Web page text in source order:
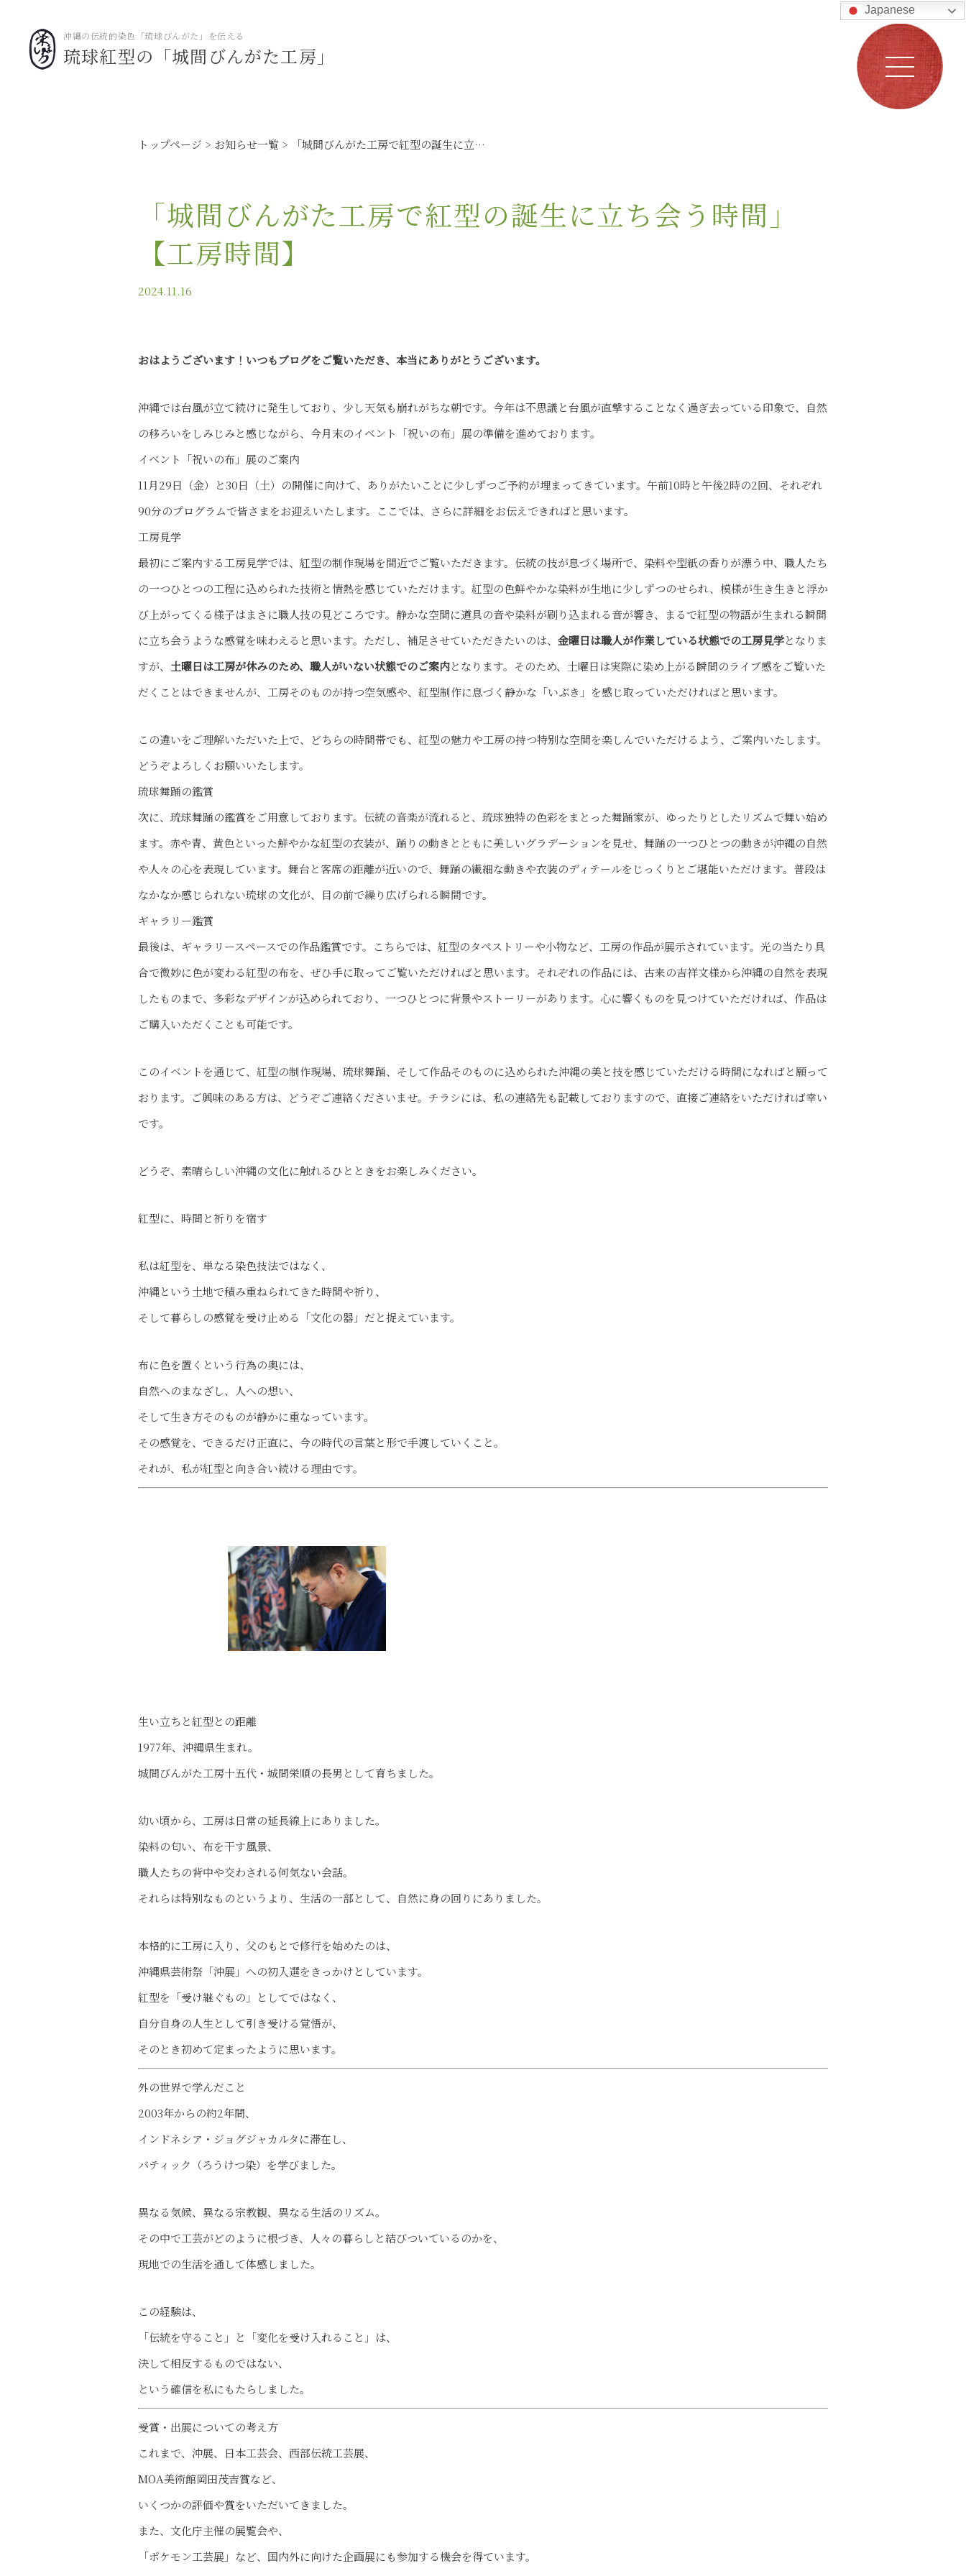
沖縄の伝統的染色「琉球びんがた」を伝える
琉球紅型の「城間びんがた工房」
Japanese
トップページ お知らせ一覧 「城間びんがた工房で紅型の誕生に立ち会う時間」【工房時間】
「城間びんがた工房で紅型の誕生に立ち会う時間」
【工房時間】
2024.11.16
おはようございます！いつもブログをご覧いただき、本当にありがとうございます。
沖縄では台風が立て続けに発生しており、少し天気も崩れがちな朝です。今年は不思議と台風が直撃することなく過ぎ去っている印象で、自然
の移ろいをしみじみと感じながら、今月末のイベント「祝いの布」展の準備を進めております。
イベント「祝いの布」展のご案内
11月29日（金）と30日（土）の開催に向けて、ありがたいことに少しずつご予約が埋まってきています。午前10時と午後2時の2回、それぞれ
90分のプログラムで皆さまをお迎えいたします。ここでは、さらに詳細をお伝えできればと思います。
工房見学
最初にご案内する工房見学では、紅型の制作現場を間近でご覧いただきます。伝統の技が息づく場所で、染料や型紙の香りが漂う中、職人たち
の一つひとつの工程に込められた技術と情熱を感じていただけます。紅型の色鮮やかな染料が生地に少しずつのせられ、模様が生き生きと浮か
び上がってくる様子はまさに職人技の見どころです。静かな空間に道具の音や染料が刷り込まれる音が響き、まるで紅型の物語が生まれる瞬間
に立ち会うような感覚を味わえると思います。ただし、補足させていただきたいのは、 金曜日は職人が作業している状態での工房見学となりま
すが、 土曜日は工房が休みのため、職人がいない状態でのご案内となります。そのため、土曜日は実際に染め上がる瞬間のライブ感をご覧いた
だくことはできませんが、工房そのものが持つ空気感や、紅型制作に息づく静かな「いぶき」を感じ取っていただければと思います。
この違いをご理解いただいた上で、どちらの時間帯でも、 紅型の魅力や工房の持つ特別な空間を楽しんでいただけるよう、ご案内いたします。
どうぞよろしくお願いいたします。
琉球舞踊の鑑賞
次に、琉球舞踊の鑑賞をご用意しております。伝統の音楽が流れると、琉球独特の色彩をまとった舞踊家が、ゆったりとしたリズムで舞い始め
ます。赤や青、黄色といった鮮やかな紅型の衣装が、踊りの動きとともに美しいグラデーションを見せ、舞踊の一つひとつの動きが沖縄の自然
や人々の心を表現しています。舞台と客席の距離が近いので、舞踊の繊細な動きや衣装のディテールをじっくりとご堪能いただけます。普段は
なかなか感じられない琉球の文化が、目の前で繰り広げられる瞬間です。
ギャラリー鑑賞
最後は、ギャラリースペースでの作品鑑賞です。こちらでは、紅型のタペストリーや小物など、工房の作品が展示されています。光の当たり具
合で微妙に色が変わる紅型の布を、ぜひ手に取ってご覧いただければと思います。それぞれの作品には、古来の吉祥文様から沖縄の自然を表現
したものまで、多彩なデザインが込められており、一つひとつに背景やストーリーがあります。心に響くものを見つけていただければ、作品は
ご購入いただくことも可能です。
このイベントを通じて、紅型の制作現場、琉球舞踊、そして作品そのものに込められた沖縄の美と技を感じていただける時間になればと願って
おります。ご興味のある方は、どうぞご連絡くださいませ。チラシには、私の連絡先も記載しておりますので、直接ご連絡をいただければ幸い
です。
どうぞ、素晴らしい沖縄の文化に触れるひとときをお楽しみください。
紅型に、時間と祈りを宿す
私は紅型を、単なる染色技法ではなく、
沖縄という土地で積み重ねられてきた時間や祈り、
そして暮らしの感覚を受け止める「文化の器」だと捉えています。
布に色を置くという行為の奥には、
自然へのまなざし、人への想い、
そして生き方そのものが静かに重なっています。
その感覚を、できるだけ正直に、今の時代の言葉と形で手渡していくこと。
それが、私が紅型と向き合い続ける理由です。
生い立ちと紅型との距離
1977年、沖縄県生まれ。
城間びんがた工房十五代・城間栄順の長男として育ちました。
幼い頃から、工房は日常の延長線上にありました。
染料の匂い、布を干す風景、
職人たちの背中や交わされる何気ない会話。
それらは特別なものというより、生活の一部として、自然に身の回りにありました。
本格的に工房に入り、父のもとで修行を始めたのは、
沖縄県芸術祭「沖展」への初入選をきっかけとしています。
紅型を「受け継ぐもの」としてではなく、
自分自身の人生として引き受ける覚悟が、
そのとき初めて定まったように思います。
外の世界で学んだこと
2003年からの約2年間、
インドネシア・ジョグジャカルタに滞在し、
バティック（ろうけつ染）を学びました。
異なる気候、異なる宗教観、異なる生活のリズム。
その中で工芸がどのように根づき、人々の暮らしと結びついているのかを、
現地での生活を通して体感しました。
この経験は、
「伝統を守ること」と「変化を受け入れること」は、
決して相反するものではない、
という確信を私にもたらしました。
受賞・出展についての考え方
これまで、沖展、日本工芸会、西部伝統工芸展、
MOA美術館岡田茂吉賞など、
いくつかの評価や賞をいただいてきました。
また、文化庁主催の展覧会や、
「ポケモン工芸展」など、国内外に向けた企画展にも参加する機会を得ています。